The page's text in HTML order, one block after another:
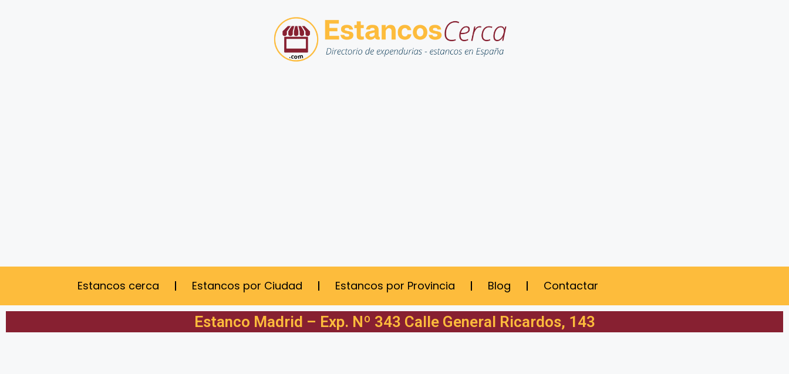
Estancos cerca Estancos por Ciudad Estancos por Provincia Blog Contactar
Estanco Madrid – Exp. Nº 343 Calle General Ricardos, 143